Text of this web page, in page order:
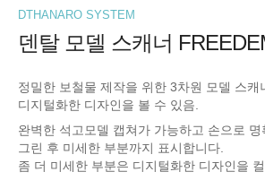
DTHANARO SYSTEM
덴탈 모델 스캐너
정밀한 보철물 제작을 위한 3차원 모델 스캐
디지털화한 디자인을 볼 수 있음.
완벽한 석고모델 캡쳐가 가능하고 손으로 명
그린 후 미세한 부분까지 표시합니다.
좀 더 미세한 부분은 디지털화한 디자인을